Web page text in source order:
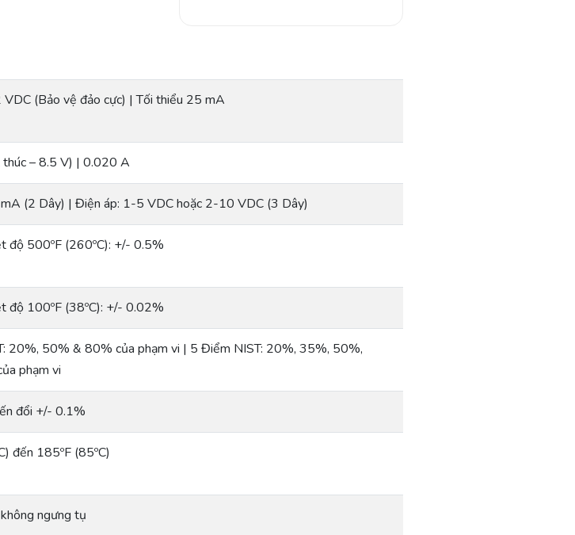
(Bảo vệ đảo cực) | Tối thiểu 25 mA
– 8.5 V) | 0.020 A
(2 Dây) | Điện áp: 1-5 VDC hoặc 2-10 VDC (3 Dây)
độ 500ºF (260ºC): +/- 0.5%
độ 100ºF (38ºC): +/- 0.02%
20%, 50% & 80% của phạm vi | 5 Điểm NIST: 20%, 35%, 50%,
phạm vi
đổi +/- 0.1%
đến 185ºF (85ºC)
ngưng tụ